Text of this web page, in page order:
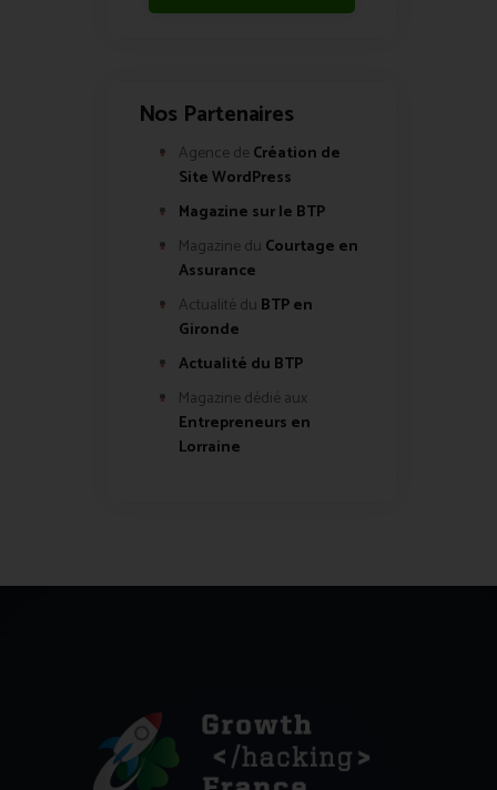
Nos Partenaires
Agence de Création de
Site WordPress
Magazine sur le BTP
Magazine du Courtage en
Assurance
Actualité du BTP en
Gironde
Actualité du BTP
Magazine dédié aux
Entrepreneurs en
Lorraine